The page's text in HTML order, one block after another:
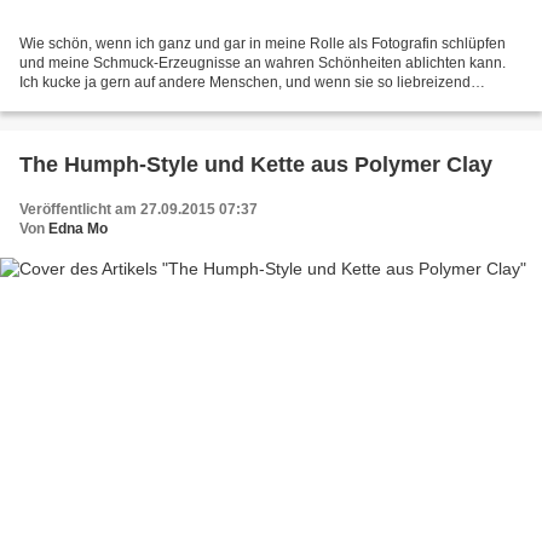
Wie schön, wenn ich ganz und gar in meine Rolle als Fotografin schlüpfen
und meine Schmuck-Erzeugnisse an wahren Schönheiten ablichten kann.
Ich kucke ja gern auf andere Menschen, und wenn sie so liebreizend
The Humph-Style und Kette aus Polymer Clay
Veröffentlicht am 27.09.2015 07:37
Von Edna Mo